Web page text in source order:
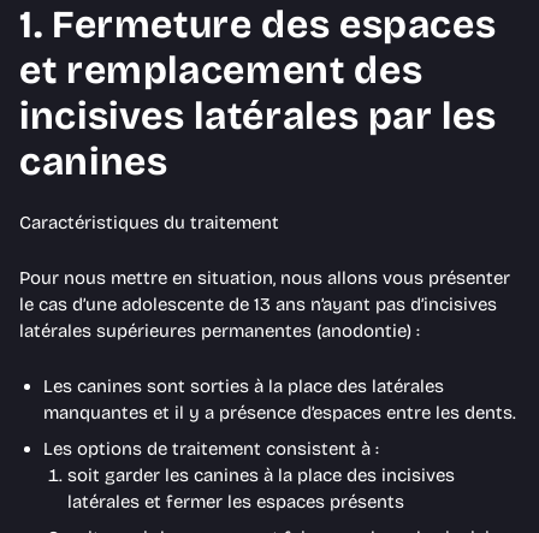
1. Fermeture des espaces
et remplacement des
incisives latérales par les
canines
Caractéristiques du traitement
Pour nous mettre en situation, nous allons vous présenter
le cas d’une adolescente de 13 ans n’ayant pas d’incisives
latérales supérieures permanentes (anodontie) :
Les canines sont sorties à la place des latérales
manquantes et il y a présence d’espaces entre les dents.
Les options de traitement consistent à :
soit garder les canines à la place des incisives
latérales et fermer les espaces présents